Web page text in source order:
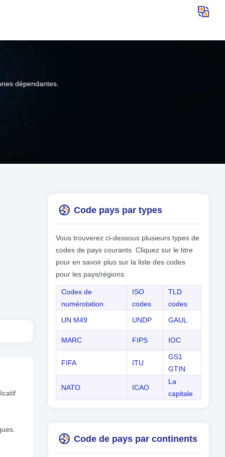
dépendantes.
Code pays par types
Vous trouverez ci-dessous plusieurs types de
codes de pays courants. Cliquez sur le titre
pour en savoir plus sur la liste des codes
pour les pays/régions.
Codes de
numérotation
ISO
codes
TLD
codes
UN M49
UNDP GAUL
MARC FIPS IOC
FIFA ITU
GS1
GTIN
NATO ICAO
La
capitale
Code de pays par continents